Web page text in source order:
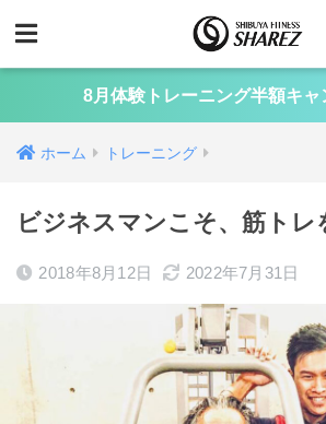
8月体験トレーニング半額キャ
ホーム トレーニング
ビジネスマンこそ、筋トレ
2018年8月12日 2022年7月31日